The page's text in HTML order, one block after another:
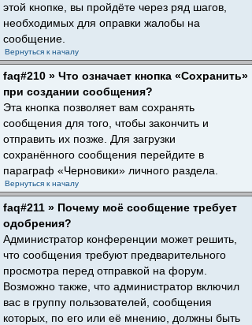
этой кнопке, вы пройдёте через ряд шагов,
необходимых для оправки жалобы на
сообщение.
Вернуться к началу
faq#210 » Что означает кнопка «Сохранить»
при создании сообщения?
Эта кнопка позволяет вам сохранять
сообщения для того, чтобы закончить и
отправить их позже. Для загрузки
сохранённого сообщения перейдите в
параграф «Черновики» личного раздела.
Вернуться к началу
faq#211 » Почему моё сообщение требует
одобрения?
Администратор конференции может решить,
что сообщения требуют предварительного
просмотра перед отправкой на форум.
Возможно также, что администратор включил
вас в группу пользователей, сообщения
которых, по его или её мнению, должны быть